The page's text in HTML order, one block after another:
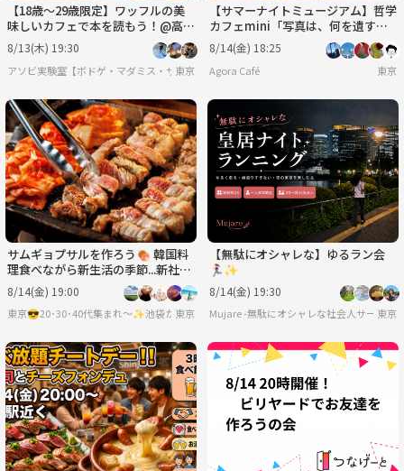
【18歳〜29歳限定】ワッフルの美
味しいカフェで本を読もう！@高輪
ゲートウェイ
8/13(木) 19:30
アソビ実験室【ボドゲ・マダミス・サバゲー】
東京
【サマーナイトミュージアム】哲学
カフェmini「写真は、何を遺すの
か？」@ 東京写真美術館※年齢制
限有
8/14(金) 18:25
Agora Café 東京
サムギョプサルを作ろう🍖 韓国料
理食べながら新生活の季節...新社会
もベテランも皆で交流しちゃおう
🌸
8/14(金) 19:00
東京
【無駄にオシャレな】ゆるラン会
🏃‍♀️✨
8/14(金) 19:30
Mujare -無駄にオシャレな社会人サークル-
東京